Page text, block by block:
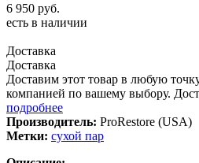
6 950 руб.
есть в наличии
Доставка
Доставка
Доставим этот товар в любую
компанией по вашему выбору.
подробнее
Производитель: ProRestore (USA)
Метки: сухой пар